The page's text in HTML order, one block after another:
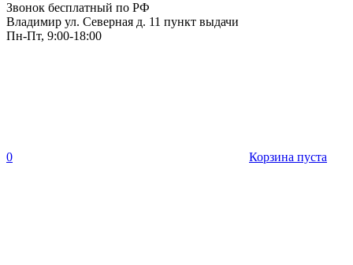
Звонок бесплатный по РФ
Владимир ул. Северная д. 11 пункт выдачи
Пн-Пт, 9:00-18:00
0 Корзина пуста